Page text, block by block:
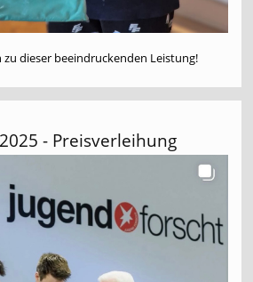
dieser beeindruckenden Leistung!
- Preisverleihung